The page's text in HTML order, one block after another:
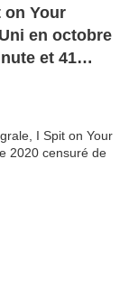
on Your
en octobre
et 41